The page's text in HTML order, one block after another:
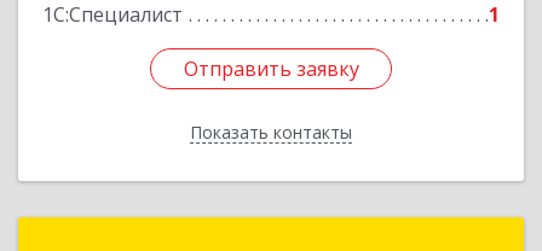
1С:Специалист
1
Отправить заявку
Показать контакты
Отправить заявку
Назад